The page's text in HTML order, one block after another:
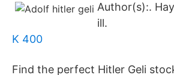
Author(s):.
ill.
K 400
Find the perfect Hitler Geli